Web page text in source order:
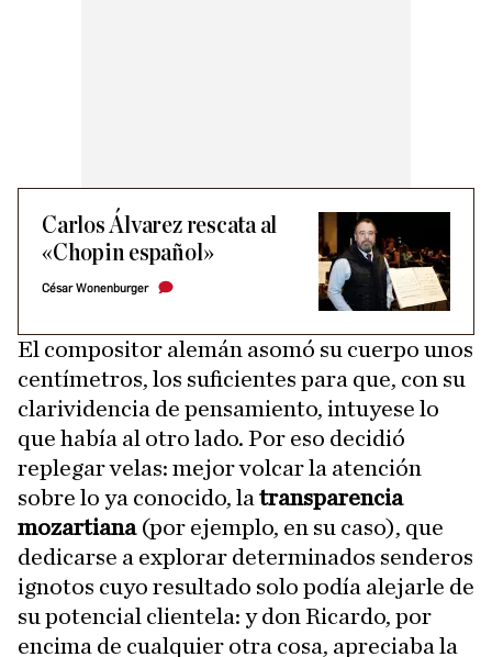
Carlos Álvarez rescata al
«Chopin español»
César Wonenburger
El compositor alemán asomó su cuerpo unos
centímetros, los suficientes para que, con su
clarividencia de pensamiento, intuyese lo
que había al otro lado. Por eso decidió
replegar velas: mejor volcar la atención
sobre lo ya conocido, la transparencia
mozartiana (por ejemplo, en su caso), que
dedicarse a explorar determinados senderos
ignotos cuyo resultado solo podía alejarle de
su potencial clientela: y don Ricardo, por
encima de cualquier otra cosa, apreciaba la